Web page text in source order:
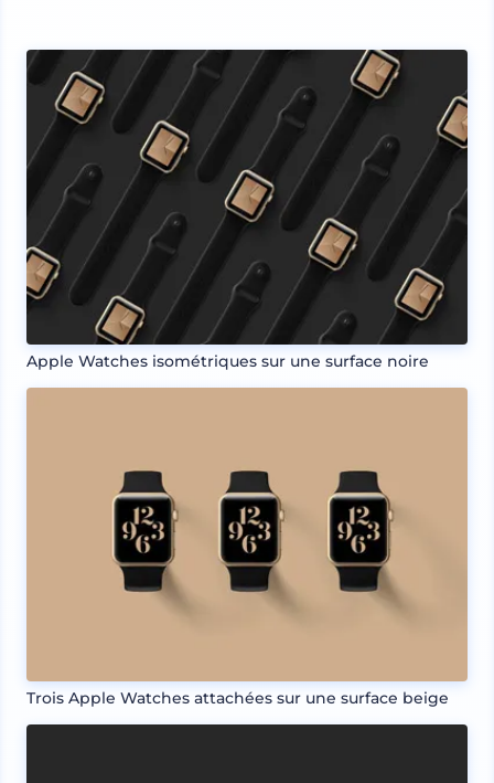
Apple Watches isométriques sur une surface noire
Trois Apple Watches attachées sur une surface beige